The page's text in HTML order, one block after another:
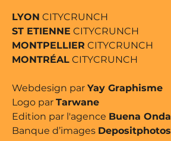
LYON CITYCRUNCH
ST ETIENNE CITYCRUNCH
MONTPELLIER CITYCRUNCH
MONTRÉAL CITYCRUNCH
Webdesign par Yay Graphisme
Logo par Tarwane
Edition par l'agence Buena Onda
Banque d’images Depositphotos